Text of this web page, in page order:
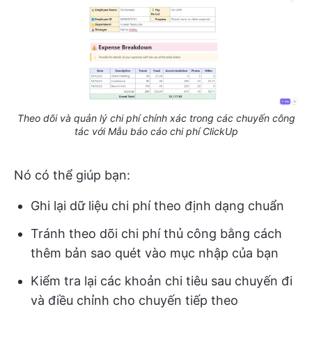
Theo dõi và quản lý chi phí chính xác trong các chuyến công
tác với Mẫu báo cáo chi phí ClickUp
Nó có thể giúp bạn:
Ghi lại dữ liệu chi phí theo định dạng chuẩn
Tránh theo dõi chi phí thủ công bằng cách
thêm bản sao quét vào mục nhập của bạn
Kiểm tra lại các khoản chi tiêu sau chuyến đi
và điều chỉnh cho chuyến tiếp theo